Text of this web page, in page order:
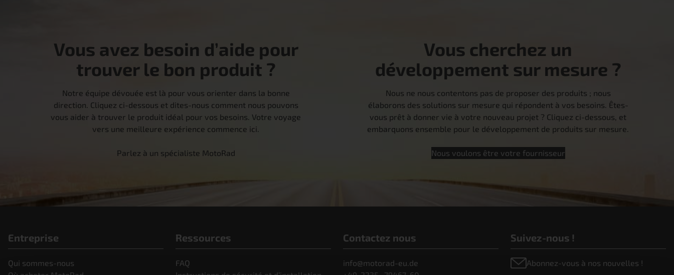
Vous avez besoin d’aide pour
trouver le bon produit ?
Notre équipe dévouée est là pour vous orienter dans la bonne
direction. Cliquez ci-dessous et dites-nous comment nous pouvons
vous aider à trouver le produit idéal pour vos besoins. Votre voyage
vers une meilleure expérience commence ici.
Parlez à un spécialiste MotoRad
Vous cherchez un
développement sur mesure ?
Nous ne nous contentons pas de proposer des produits ; nous
élaborons des solutions sur mesure qui répondent à vos besoins. Êtes-
vous prêt à donner vie à votre nouveau projet ? Cliquez ci-dessous, et
embarquons ensemble pour le développement de produits sur mesure.
Nous voulons être votre fournisseur
Entreprise
Qui sommes-nous
Ressources
FAQ
Contactez nous
info@motorad-eu.de
Suivez-nous !
Abonnez-vous à nos nouvelles !